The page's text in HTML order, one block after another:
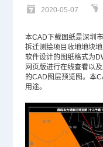
2020-05-07
本CAD 下载图纸是深圳
拆迁测绘项目收地地块
软件设计的图纸格式为
网页版进行在线查看以
的CAD图层预览图。本
用途。